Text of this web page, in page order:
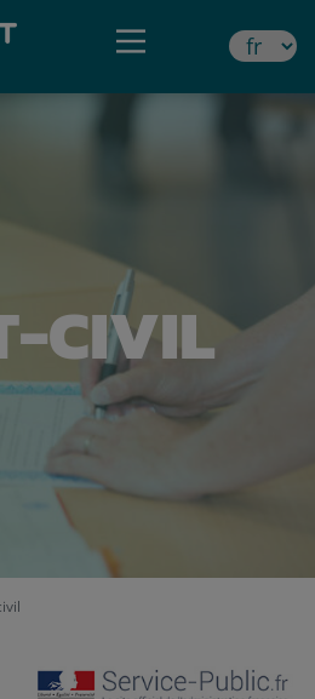
CIVIL